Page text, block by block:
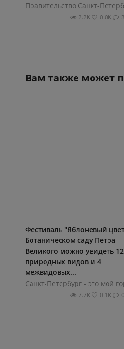
2.2К 0.0К 3
Вам также может
Фестиваль "Яблоневый
Ботаническом саду Петра
Великого можно увидеть 12
природных видов и 4
межвидовых...
Санкт-Петербург - это мой
7.7К 0.1К 0